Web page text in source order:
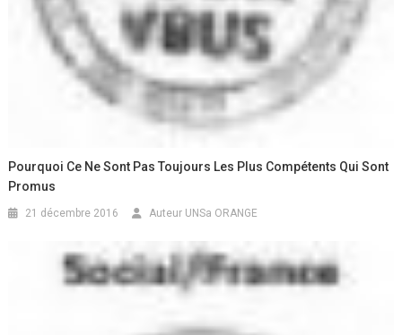
Pourquoi Ce Ne Sont Pas Toujours Les Plus Compétents Qui Sont
Promus
21 décembre 2016 Auteur UNSa ORANGE